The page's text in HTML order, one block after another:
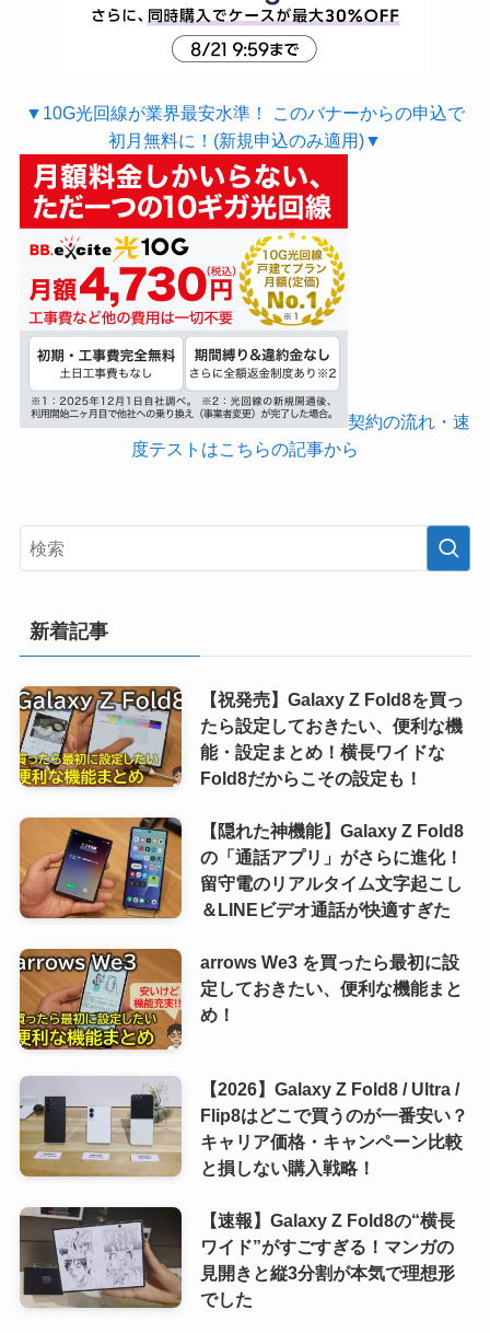
▼10G光回線が業界最安水準！ このバナーからの申込で
初月無料に！(新規申込のみ適用)▼
契約の流れ・速
度テストはこちらの記事から
新着記事
【祝発売】Galaxy Z Fold8を買っ
たら設定しておきたい、便利な機
能・設定まとめ！横長ワイドな
Fold8だからこその設定も！
【隠れた神機能】Galaxy Z Fold8
の「通話アプリ」がさらに進化！
留守電のリアルタイム文字起こし
＆LINEビデオ通話が快適すぎた
arrows We3 を買ったら最初に設
定しておきたい、便利な機能まと
め！
【2026】Galaxy Z Fold8 / Ultra /
Flip8はどこで買うのが一番安い？
キャリア価格・キャンペーン比較
と損しない購入戦略！
【速報】Galaxy Z Fold8の“横長
ワイド”がすごすぎる！マンガの
見開きと縦3分割が本気で理想形
でした